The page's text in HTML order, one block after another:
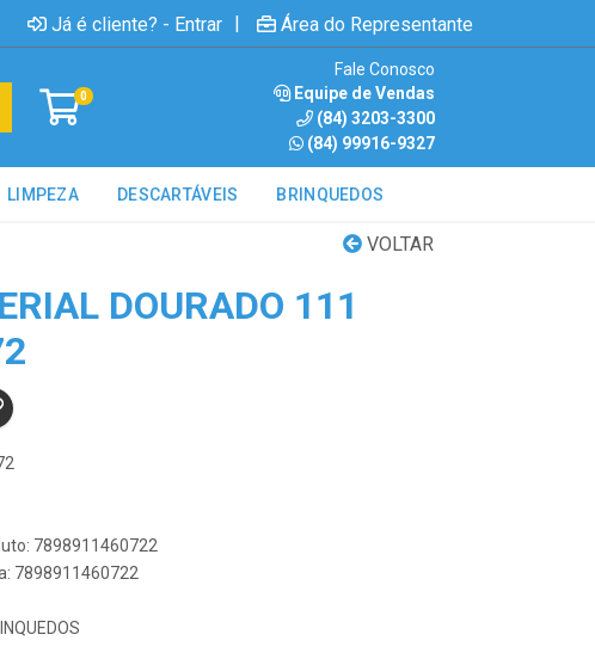
Já é cliente? - Entrar | Área do Representante
0
Fale Conosco
Equipe de Vendas
(84) 3203-3300
(84) 99916-9327
LIMPEZA DESCARTÁVEIS BRINQUEDOS
VOLTAR
DOURADO 111
7898911460722
7898911460722